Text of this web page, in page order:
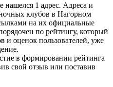
нашелся 1 адрес. Адреса и
клубов в Нагорном
на их официальные
по рейтингу, который
и оценок пользователей, уже
в формировании рейтинга
свой отзыв или поставив